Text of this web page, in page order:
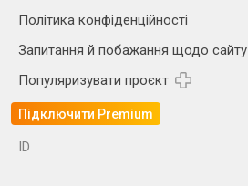
Політика конфіденційності
Запитання й побажання щодо сайту
Популяризувати проєкт
Підключити Premium
ID